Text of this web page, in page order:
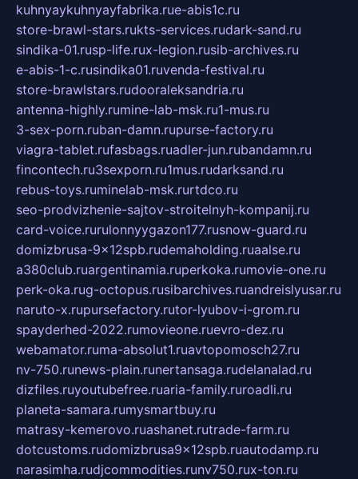
kuhnyaykuhnyayfabrika.rue-abis1c.ru
store-brawl-stars.rukts-services.rudark-sand.ru
sindika-01.rusp-life.rux-legion.rusib-archives.ru
e-abis-1-c.rusindika01.ruvenda-festival.ru
store-brawlstars.rudooraleksandria.ru
antenna-highly.rumine-lab-msk.ru1-mus.ru
3-sex-porn.ruban-damn.rupurse-factory.ru
viagra-tablet.rufasbags.ruadler-jun.rubandamn.ru
fincontech.ru3sexporn.ru1mus.rudarksand.ru
rebus-toys.ruminelab-msk.rurtdco.ru
seo-prodvizhenie-sajtov-stroitelnyh-kompanij.ru
card-voice.rurulonnyygazon177.rusnow-guard.ru
domizbrusa-9x12spb.rudemaholding.ruaalse.ru
a380club.ruargentinamia.ruperkoka.rumovie-one.ru
perk-oka.rug-octopus.rusibarchives.ruandreislyusar.ru
naruto-x.rupursefactory.rutor-lyubov-i-grom.ru
spayderhed-2022.rumovieone.ruevro-dez.ru
webamator.ruma-absolut1.ruavtopomosch27.ru
nv-750.runews-plain.runertansaga.rudelanalad.ru
dizfiles.ruyoutubefree.ruaria-family.ruroadli.ru
planeta-samara.rumysmartbuy.ru
matrasy-kemerovo.ruashanet.rutrade-farm.ru
dotcustoms.rudomizbrusa9x12spb.ruautodamp.ru
narasimha.rudjcommodities.runv750.rux-ton.ru